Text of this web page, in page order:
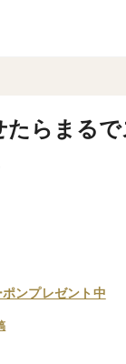
らまる
ンプレゼント中